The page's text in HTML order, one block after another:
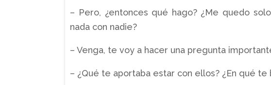
– Pero, ¿entonces qué hago? ¿Me quedo
nada con nadie?
– Venga, te voy a hacer una pregunta
– ¿Qué te aportaba estar con ellos? ¿En qué te